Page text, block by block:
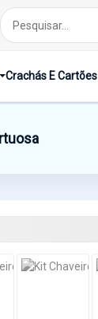
Crachás E Cartões